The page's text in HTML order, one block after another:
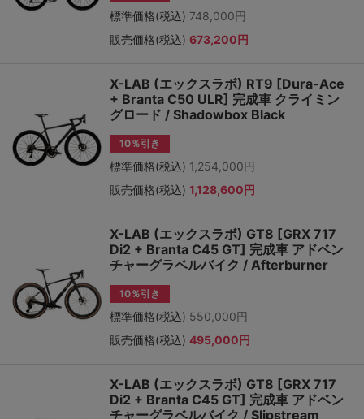
標準価格(税込) 748,000円
販売価格(税込) 673,200円
X-LAB (エックスラボ) RT9 [Dura-Ace
+ Branta C50 ULR] 完成車 クライミン
グロード / Shadowbox Black
10％引き
標準価格(税込) 1,254,000円
販売価格(税込) 1,128,600円
X-LAB (エックスラボ) GT8 [GRX 717
Di2 + Branta C45 GT] 完成車 アドベン
チャーグラベルバイク / Afterburner
10％引き
標準価格(税込) 550,000円
販売価格(税込) 495,000円
X-LAB (エックスラボ) GT8 [GRX 717
Di2 + Branta C45 GT] 完成車 アドベン
チャーグラベルバイク / Slipstream